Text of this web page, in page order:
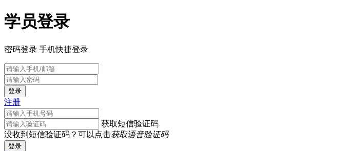
学员登录
密码登录 手机快捷登录
登录
注册
获取短信验证码
没收到短信验证码？可以点击获取语音验证码
登录